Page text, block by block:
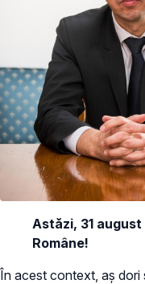
Astăzi, 31
Române!
În acest context, aș dori